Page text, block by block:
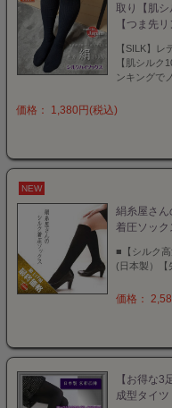
取り【肌
【つま先
【SILK】
【肌シルク
ンキングで
価格： 1,380円(税込)
NEW
絹糸屋さん
着圧ソック
■【シルク
(日本製）【
価格：
【お得な
成型タイ